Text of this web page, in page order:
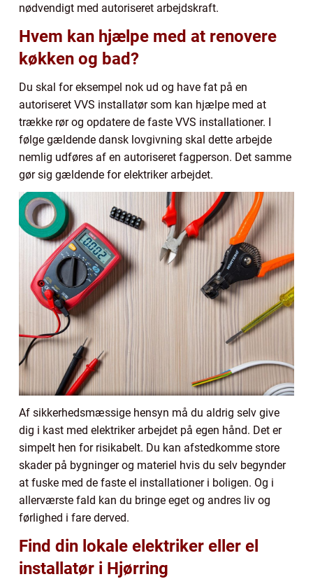
nødvendigt med autoriseret arbejdskraft.
Hvem kan hjælpe med at renovere
køkken og bad?
Du skal for eksempel nok ud og have fat på en
autoriseret VVS installatør som kan hjælpe med at
trække rør og opdatere de faste VVS installationer. I
følge gældende dansk lovgivning skal dette arbejde
nemlig udføres af en autoriseret fagperson. Det samme
gør sig gældende for elektriker arbejdet.
Af sikkerhedsmæssige hensyn må du aldrig selv give
dig i kast med elektriker arbejdet på egen hånd. Det er
simpelt hen for risikabelt. Du kan afstedkomme store
skader på bygninger og materiel hvis du selv begynder
at fuske med de faste el installationer i boligen. Og i
allerværste fald kan du bringe eget og andres liv og
førlighed i fare derved.
Find din lokale elektriker eller el
installatør i Hjørring